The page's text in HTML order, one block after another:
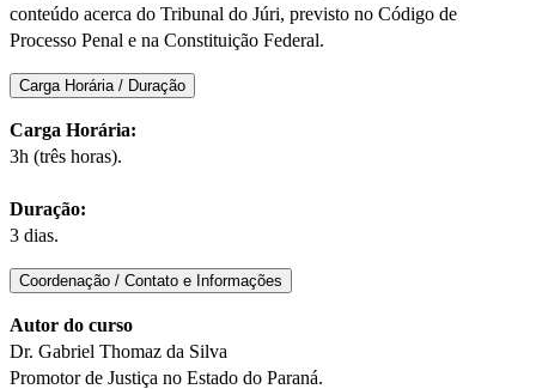
conteúdo acerca do Tribunal do Júri, previsto no Código de
Processo Penal e na Constituição Federal.
Carga Horária / Duração
Carga Horária:
3h (três horas).
Duração:
3 dias.
Coordenação / Contato e Informações
Autor do curso
Dr. Gabriel Thomaz da Silva
Promotor de Justiça no Estado do Paraná.